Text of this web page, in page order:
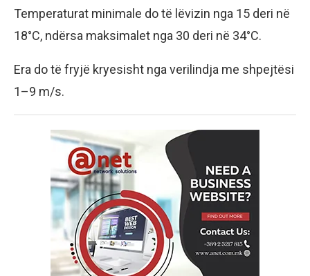
Temperaturat minimale do të lëvizin nga 15 deri në
18°C, ndërsa maksimalet nga 30 deri në 34°C.
Era do të fryjë kryesisht nga verilindja me shpejtësi
1–9 m/s.